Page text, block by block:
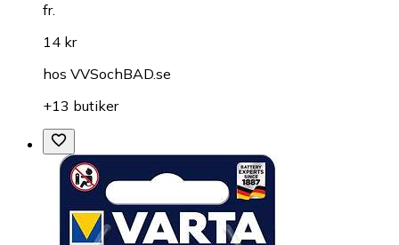
fr.
14 kr
hos VVSochBAD.se
+13 butiker